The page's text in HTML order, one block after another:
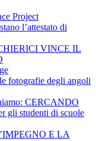
Project
l’attestato di
VINCE IL
fotografie degli angoli
CERCANDO
gli studenti di scuole
E LA